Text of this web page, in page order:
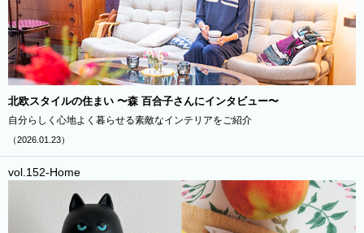
北欧スタイルの住まい 〜森 百合子さんにインタビュー〜
自分らしく心地よく暮らせる素敵なインテリアをご紹介
（2026.01.23）
vol.152-Home